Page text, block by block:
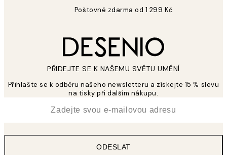
Poštovné zdarma od 1 299 Kč
PŘIDEJTE SE K NAŠEMU SVĚTU UMĚNÍ
Přihlašte se k odběru našeho newsletteru a získejte 15 % slevu
na tisky při dalším nákupu.
ODESLAT